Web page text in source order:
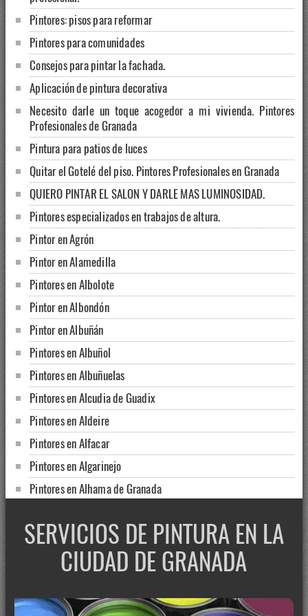
Pintores: pisos para reformar
Pintores para comunidades
Consejos para pintar la fachada.
Aplicación de pintura decorativa
Necesito darle un toque acogedor a mi vivienda. Pintores
Profesionales de Granada
Pintura para patios de luces
Quitar el Gotelé del piso. Pintores Profesionales en Granada
QUIERO PINTAR EL SALON Y DARLE MAS LUMINOSIDAD.
Pintores especializados en trabajos de altura.
Pintor en Agrón
Pintor en Alamedilla
Pintores en Albolote
Pintor en Albondón
Pintor en Albuñán
Pintores en Albuñol
Pintores en Albuñuelas
Pintores en Alcudia de Guadix
Pintores en Aldeire
Pintores en Alfacar
Pintores en Algarinejo
Pintores en Alhama de Granada
Pintores en Alicún de Ortega
Pintor en Almaciles
Pintor en Almuñécar
SERVICIOS DE PINTURA EN LA
CIUDAD DE GRANADA